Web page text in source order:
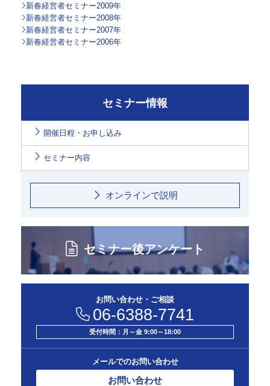
セミナー情報
開催日程・お申し込み
セミナー内容
オンラインで説明
セミナー後アンケート
お問い合わせ・ご相談
06-6388-7741
受付時間：月～金 9:00～18:00
メールでのお問い合わせ
お問い合わせ
新春経営者セミナー2009年
新春経営者セミナー2008年
新春経営者セミナー2007年
新春経営者セミナー2006年